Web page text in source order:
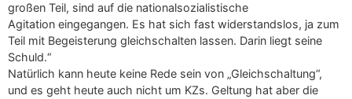
großen Teil, sind auf die nationalsozialistische
Agitation eingegangen. Es hat sich fast widerstandslos, ja zum
Teil mit Begeisterung gleichschalten lassen. Darin liegt seine
Schuld.“
Natürlich kann heute keine Rede sein von „Gleichschaltung“,
und es geht heute auch nicht um KZs. Geltung hat aber die